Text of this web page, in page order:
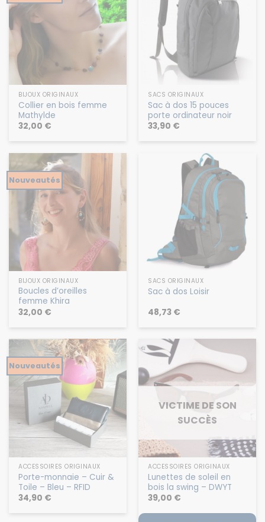
BIJOUX ORIGINAUX
Collier en bois femme
Mathylde
32,00 €
SACS ORIGINAUX
Sac à dos 15 pouces
porte ordinateur noir
33,90 €
Nouveautés
BIJOUX ORIGINAUX
Boucles d’oreilles
femme Khira
32,00 €
SACS ORIGINAUX
Sac à dos Loisir
48,73 €
Nouveautés
ACCESSOIRES ORIGINAUX
Porte-monnaie – Cuir &
Toile – Bleu – RFID
34,90 €
VICTIME DE SON
SUCCÈS
ACCESSOIRES ORIGINAUX
Lunettes de soleil en
bois la swing – DWYT
39,00 €